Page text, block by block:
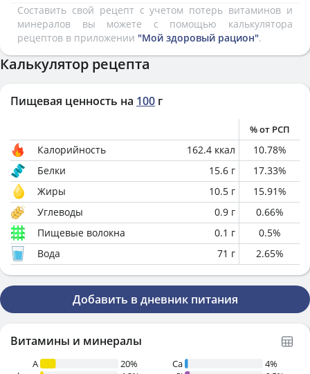
Составить свой рецепт с учетом потерь витаминов и
минералов вы можете с помощью калькулятора
рецептов в приложении "Мой здоровый рацион".
Калькулятор рецепта
Пищевая ценность на 100 г
% от РСП
Калорийность 162.4 ккал 10.78%
Белки
15.6 г 17.33%
Жиры
10.5 г 15.91%
Углеводы
0.9 г 0.66%
Пищевые волокна
0.1 г 0.5%
Вода
71 г 2.65%
Добавить в дневник питания
Витамины и минералы
A
20%
Ca
4%